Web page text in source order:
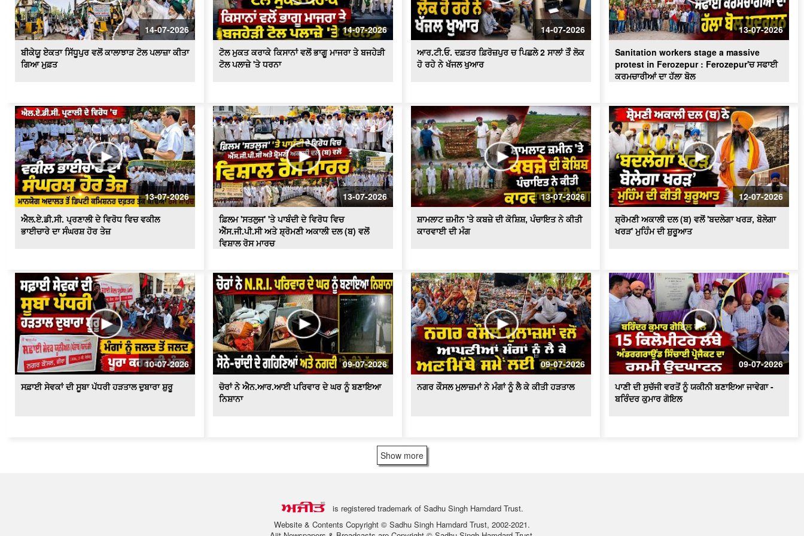
ਪਾਣੀ ਦੀ ਸੁਚੱਜੀ ਵਰਤੋਂ ਨੂੰ ਯਕੀਨੀ ਬਣਾਇਆ
ਜਾਵੇਗਾ - ਬਰਿੰਦਰ ਕੁਮਾਰ ਗੋਇਲ
14-07-2026
ਬੀਕੇਯੂ ਏਕਤਾ ਸਿੱਧੂਪੁਰ ਵਲੋਂ ਕਾਲਾਝਾੜ ਟੋਲ ਪਲਾਜ਼ਾ ਕੀਤਾ
ਗਿਆ ਮੁਫ਼ਤ
14-07-2026
ਟੋਲ ਮੁਕਤ ਕਰਾਕੇ ਕਿਸਾਨਾਂ ਵਲੋਂ ਭਾਗੂ ਮਾਜਰਾ ਤੇ ਬਜਹੇੜੀ
ਟੋਲ ਪਲਾਜ਼ੇ 'ਤੇ ਧਰਨਾ
14-07-2026
ਆਰ.ਟੀ.ਓ. ਦਫ਼ਤਰ ਫ਼ਿਰੋਜ਼ਪੁਰ ਚ ਪਿਛਲੇ 2 ਸਾਲਾਂ ਤੋੰ ਲੋਕ
ਹੋ ਰਹੇ ਨੇ ਖੱਜਲ ਖੁਆਰ
13-07-2026
Sanitation workers stage a massive
protest in Ferozepur : Ferozepur'ਚ ਸਫਾਈ
ਕਰਮਚਾਰੀਆਂ ਦਾ ਹੱਲਾ ਬੋਲ
13-07-2026
ਐਲ.ਏ.ਡੀ.ਸੀ. ਪ੍ਰਣਾਲੀ ਦੇ ਵਿਰੋਧ ਵਿਚ ਵਕੀਲ
ਭਾਈਚਾਰੇ ਦਾ ਸੰਘਰਸ਼ ਹੋਰ ਤੇਜ਼
13-07-2026
ਫ਼ਿਲਮ 'ਸਤਲੁਜ' 'ਤੇ ਪਾਬੰਦੀ ਦੇ ਵਿਰੋਧ ਵਿਚ
ਐੱਸ.ਜੀ.ਪੀ.ਸੀ ਅਤੇ ਸ਼੍ਰੋਮਣੀ ਅਕਾਲੀ ਦਲ (ਬ) ਵਲੋਂ
ਵਿਸ਼ਾਲ ਰੋਸ ਮਾਰਚ
13-07-2026
ਸ਼ਾਮਲਾਟ ਜ਼ਮੀਨ 'ਤੇ ਕਬਜ਼ੇ ਦੀ ਕੋਸ਼ਿਸ਼, ਪੰਚਾਇਤ ਨੇ ਕੀਤੀ
ਕਾਰਵਾਈ ਦੀ ਮੰਗ
12-07-2026
ਸ਼੍ਰੋਮਣੀ ਅਕਾਲੀ ਦਲ (ਬ) ਵਲੋਂ 'ਬਦਲੇਗਾ ਖਰੜ, ਬੋਲੇਗਾ
ਖਰੜ' ਮੁਹਿੰਮ ਦੀ ਸ਼ੁਰੂਆਤ
10-07-2026
ਸਫ਼ਾਈ ਸੇਵਕਾਂ ਦੀ ਸੂਬਾ ਪੱਧਰੀ ਹੜਤਾਲ ਦੁਬਾਰਾ ਸ਼ੁਰੂ
09-07-2026
ਚੋਰਾਂ ਨੇ ਐਨ.ਆਰ.ਆਈ ਪਰਿਵਾਰ ਦੇ ਘਰ ਨੂੰ ਬਣਾਇਆ
ਨਿਸ਼ਾਨਾ
09-07-2026
ਨਗਰ ਕੌਸਲ ਮੁਲਾਜ਼ਮਾਂ ਨੇ ਮੰਗਾਂ ਨੂੰ ਲੈ ਕੇ ਕੀਤੀ ਹੜਤਾਲ
09-07-2026
ਪਾਣੀ ਦੀ ਸੁਚੱਜੀ ਵਰਤੋਂ ਨੂੰ ਯਕੀਨੀ ਬਣਾਇਆ ਜਾਵੇਗਾ -
ਬਰਿੰਦਰ ਕੁਮਾਰ ਗੋਇਲ
Show more
is registered trademark of Sadhu Singh Hamdard Trust.
Website & Contents Copyright © Sadhu Singh Hamdard Trust, 2002-2021.